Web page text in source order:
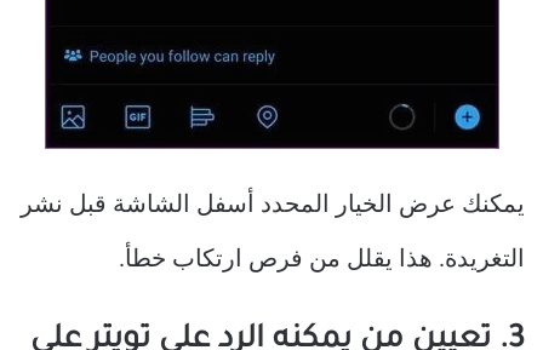
يمكنك عرض الخيار المحدد أسفل الشاشة قبل نشر
التغريدة. هذا يقلل من فرص ارتكاب خطأ.
3. تعيين من يمكنه الرد على تويتر على